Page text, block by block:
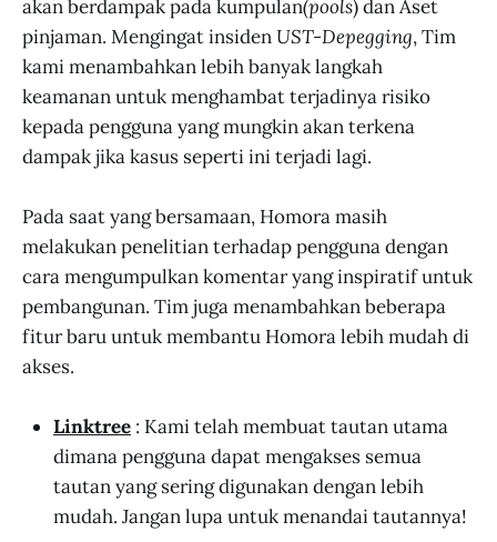
akan berdampak pada kumpulan(pools) dan Aset
pinjaman. Mengingat insiden UST-Depegging, Tim
kami menambahkan lebih banyak langkah
keamanan untuk menghambat terjadinya risiko
kepada pengguna yang mungkin akan terkena
dampak jika kasus seperti ini terjadi lagi.
Pada saat yang bersamaan, Homora masih
melakukan penelitian terhadap pengguna dengan
cara mengumpulkan komentar yang inspiratif untuk
pembangunan. Tim juga menambahkan beberapa
fitur baru untuk membantu Homora lebih mudah di
akses.
Linktree : Kami telah membuat tautan utama
dimana pengguna dapat mengakses semua
tautan yang sering digunakan dengan lebih
mudah. Jangan lupa untuk menandai tautannya!